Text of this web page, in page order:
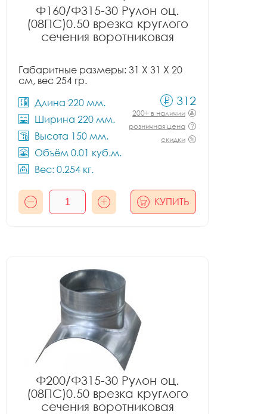
Ф160/Ф315-30 Рулон оц.
(08ПС)0.50 врезка круглого
сечения воротниковая
Габаритные размеры: 31 X 31 X 20
см, вес 254 гр.
Длина 220 мм.
Ширина 220 мм.
Высота 150 мм.
Объём 0.01 куб.м.
Вес: 0.254 кг.
312
200+ в наличии
розничная цена
скидки
КУПИТЬ
Ф200/Ф315-30 Рулон оц.
(08ПС)0.50 врезка круглого
сечения воротниковая